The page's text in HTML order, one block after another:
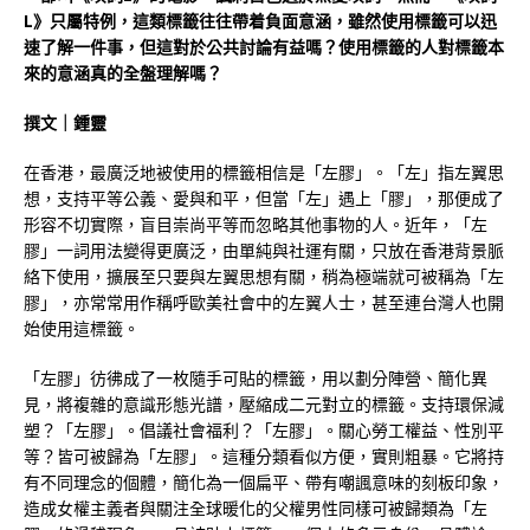
L》只屬特例，這類標籤往往帶着負面意涵，雖然使用標籤可以迅
速了解一件事，但這對於公共討論有益嗎？使用標籤的人對標籤本
來的意涵真的全盤理解嗎？
撰文｜鍾靈
在香港，最廣泛地被使用的標籤相信是「左膠」。「左」指左翼思
想，支持平等公義、愛與和平，但當「左」遇上「膠」，那便成了
形容不切實際，盲目崇尚平等而忽略其他事物的人。近年，「左
膠」一詞用法變得更廣泛，由單純與社運有關，只放在香港背景脈
絡下使用，擴展至只要與左翼思想有關，稍為極端就可被稱為「左
膠」，亦常常用作稱呼歐美社會中的左翼人士，甚至連台灣人也開
始使用這標籤。
「左膠」彷彿成了一枚隨手可貼的標籤，用以劃分陣營、簡化異
見，將複雜的意識形態光譜，壓縮成二元對立的標籤。支持環保減
塑？「左膠」。倡議社會福利？「左膠」。關心勞工權益、性別平
等？皆可被歸為「左膠」。這種分類看似方便，實則粗暴。它將持
有不同理念的個體，簡化為一個扁平、帶有嘲諷意味的刻板印象，
造成女權主義者與關注全球暖化的父權男性同樣可被歸類為「左